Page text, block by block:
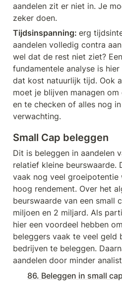
aandelen zit er niet in. Je
zeker doen.
Tijdsinspanning: erg
aandelen volledig contra
wel dat de rest niet ziet?
fundamentele analyse is
dat kost natuurlijk tijd. Ook
moet je blijven managen
en te checken of alles nog
verwachting.
Small Cap beleggen
Dit is beleggen in aandelen
relatief kleine beurswaarde.
vaak nog veel
hoog rendement. Over het
beurswaarde van een small
miljoen en 2 miljard. Als
hier een voordeel hebben
beleggers vaak te veel geld
bedrijven te beleggen.
aandelen door minder